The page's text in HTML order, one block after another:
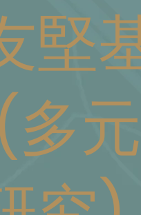
堅